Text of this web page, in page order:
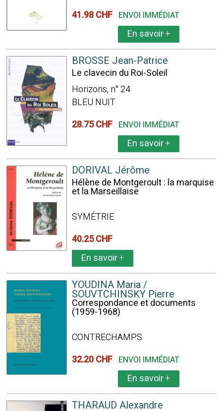
41.98 CHF ENVOI IMMÉDIAT
En savoir+
BROSSE Jean-Patrice
Le clavecin du Roi-Soleil
Horizons, n° 24
BLEU NUIT
28.75 CHF ENVOI IMMÉDIAT
En savoir+
DORIVAL Jérôme
Hélène de Montgeroult : la marquise
et la Marseillaise
SYMÉTRIE
40.25 CHF
En savoir+
YOUDINA Maria /
SOUVTCHINSKY Pierre
Correspondance et documents
(1959-1968)
CONTRECHAMPS
32.20 CHF ENVOI IMMÉDIAT
En savoir+
THARAUD Alexandre